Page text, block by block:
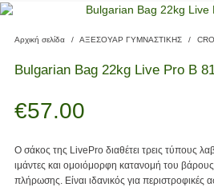
Αρχική σελίδα / ΑΞΕΣΟΥΑΡ ΓΥΜΝΑΣΤΙΚΗΣ /
Bulgarian Bag 22kg Live Pro Β
€57.00
Ο σάκος της LivePro διαθέτει τρεις τύπους
ιμάντες και ομοιόμορφη κατανομή του
πλήρωσης. Είναι ιδανικός για περιστροφικές